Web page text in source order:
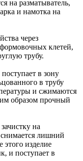
на разматыватель,
и намотка на
через
клетей,
трубу.
в зону
в трубу
и сжимаются
образом прочный
на
лишний
этого изделие
и поступает в